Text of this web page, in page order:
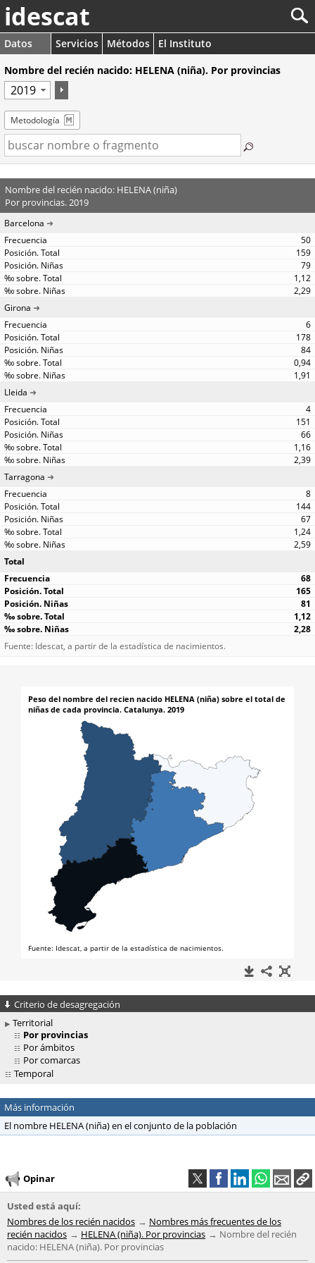
idescat
Datos Servicios Métodos
El Instituto
Nombre del recién nacido: HELENA (niña). Por provincias
Metodología
Nombre del recién nacido: HELENA (niña)
Por provincias. 2019
Barcelona
50
159
79
1,12
2,29
Girona
6
178
84
0,94
1,91
Lleida
4
151
66
1,16
2,39
Tarragona
8
144
67
1,24
2,59
Total
68
165
81
1,12
2,28
Fuente: Idescat, a partir de la estadística de nacimientos.
Criterio de desagregación
Territorial
Por provincias
Por ámbitos
Por comarcas
Temporal
Más información
El nombre HELENA (niña) en el conjunto de la población
Opinar
Usted está aquí:
Nombres de los recién nacidos
Nombres más frecuentes de los
recién nacidos
HELENA (niña). Por provincias
Nombre del recién
nacido: HELENA (niña). Por provincias